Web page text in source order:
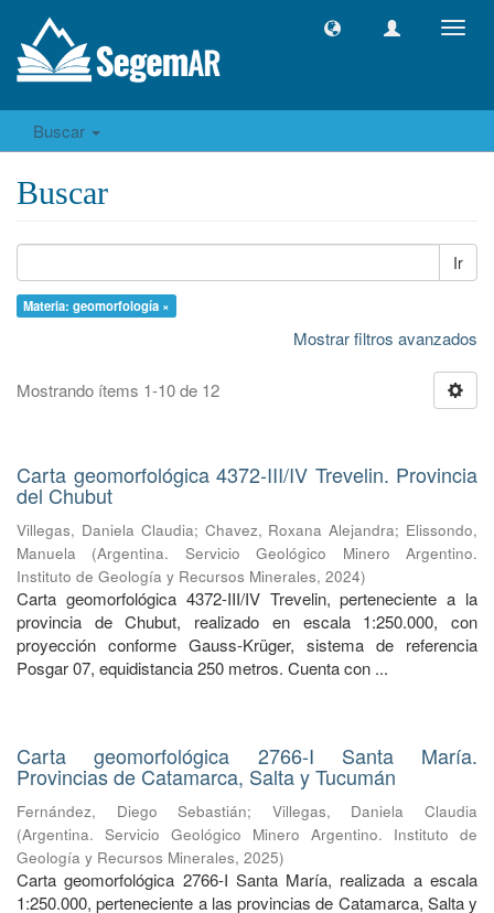
Buscar
Buscar
Ir
Materia: geomorfología ×
Mostrar filtros avanzados
Mostrando ítems 1-10 de 12
Carta geomorfológica 4372-III/IV Trevelin. Provincia
del Chubut
Villegas, Daniela Claudia; Chavez, Roxana Alejandra; Elissondo,
Manuela
(Argentina. Servicio Geológico Minero Argentino.
Instituto de Geología y Recursos Minerales, 2024)
Carta geomorfológica 4372-III/IV Trevelin, perteneciente a la
provincia de Chubut, realizado en escala 1:250.000, con
proyección conforme Gauss-Krüger, sistema de referencia
Posgar 07, equidistancia 250 metros. Cuenta con ...
Carta geomorfológica 2766-I Santa María.
Provincias de Catamarca, Salta y Tucumán
Fernández, Diego Sebastián; Villegas, Daniela Claudia
(Argentina. Servicio Geológico Minero Argentino. Instituto de
Geología y Recursos Minerales, 2025)
Carta geomorfológica 2766-I Santa María, realizada a escala
1:250.000, perteneciente a las provincias de Catamarca, Salta y